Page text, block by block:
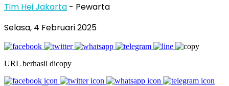
Tim Hei Jakarta - Pewarta
Selasa, 4 Februari 2025
URL berhasil dicopy